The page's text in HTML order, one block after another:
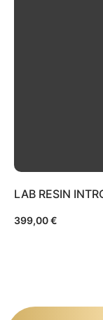
LAB RESIN
399,00€